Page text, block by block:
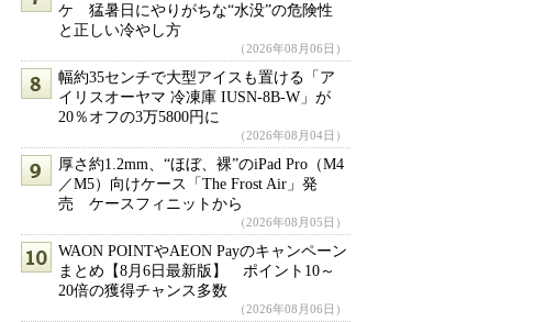
ケ 猛暑日にやりがちな“水没”の危険性
と正しい冷やし方
（2026年08月06日）
幅約35センチで大型アイスも置ける「ア
イリスオーヤマ 冷凍庫 IUSN-8B-W」が
20％オフの3万5800円に
（2026年08月04日）
厚さ約1.2mm、“ほぼ、裸”のiPad Pro（M4
／M5）向けケース「The Frost Air」発
売 ケースフィニットから
（2026年08月05日）
WAON POINTやAEON Payのキャンペーン
まとめ【8月6日最新版】 ポイント10～
20倍の獲得チャンス多数
（2026年08月06日）